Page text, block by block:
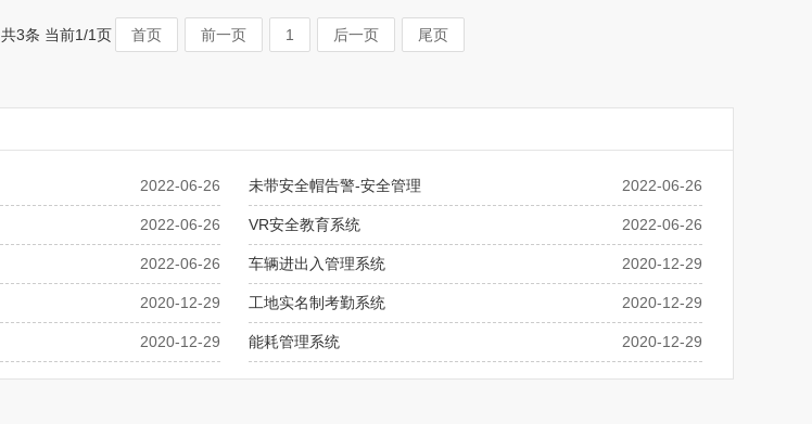
共3条 当前1/1页 首页 前一页 1 后一页 尾页
2022-06-26 2022-06-26
未带安全帽告警-安全管理
2022-06-26 2022-06-26
VR安全教育系统
2022-06-26 2020-12-29
车辆进出入管理系统
2020-12-29 2020-12-29
工地实名制考勤系统
2020-12-29 2020-12-29
能耗管理系统